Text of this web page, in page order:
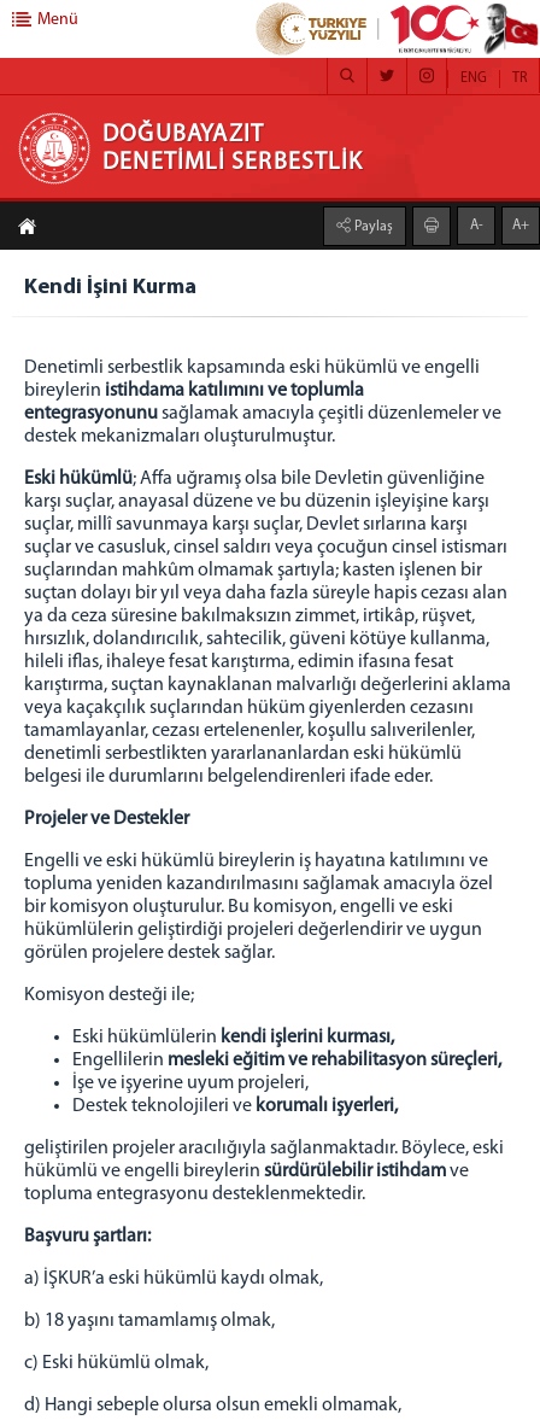
DOĞUBAYAZIT DENETİMLİ SERBESTLİK
DENETİMLİ SERBESTLİK
Misyon
FAALİYETLERİMİZ
Kamu Yararına Çalışma
Koruma Kurulları
Kendi İşini Kurma
Sosyal Market
İyileştirme Hizmetleri
Bağımlılıkla Mücadele
Çocuk Hizmetleri
Manevi Rehberlik
Elektronik İzleme
PROJELER
GÖNÜLLÜ OL
İLETİŞİM
Menü
DOĞUBAYAZIT
DENETİMLİ SERBESTLİK
TR
ENG
Paylaş A- A+
Kendi İşini Kurma
Denetimli serbestlik kapsamında eski hükümlü ve engelli
bireylerin istihdama katılımını ve toplumla
entegrasyonunusağlamak amacıyla çeşitli düzenlemeler ve
destek mekanizmaları oluşturulmuştur.
Eski hükümlü; Affa uğramış olsa bile Devletin güvenliğine
karşı suçlar, anayasal düzene ve bu düzenin işleyişine karşı
suçlar, millî savunmaya karşı suçlar, Devlet sırlarına karşı
suçlar ve casusluk, cinsel saldırı veya çocuğun cinsel istismarı
suçlarından mahkûm olmamak şartıyla; kasten işlenen bir
suçtan dolayı bir yıl veya daha fazla süreyle hapis cezası alan
ya da ceza süresine bakılmaksızın zimmet, irtikâp, rüşvet,
hırsızlık, dolandırıcılık, sahtecilik, güveni kötüye kullanma,
hileli iflas, ihaleye fesat karıştırma, edimin ifasına fesat
karıştırma, suçtan kaynaklanan malvarlığı değerlerini aklama
veya kaçakçılık suçlarından hüküm giyenlerden cezasını
tamamlayanlar, cezası ertelenenler, koşullu salıverilenler,
denetimli serbestlikten yararlananlardan eski hükümlü
belgesi ile durumlarını belgelendirenleri ifade eder.
Projeler ve Destekler
Engelli ve eski hükümlü bireylerin iş hayatına katılımını ve
topluma yeniden kazandırılmasını sağlamak amacıyla özel
bir komisyon oluşturulur. Bu komisyon, engelli ve eski
hükümlülerin geliştirdiği projeleri değerlendirir ve uygun
görülen projelere destek sağlar.
Komisyon desteği ile;
Eski hükümlülerin kendi işlerini kurması,
Engellilerin mesleki eğitim ve rehabilitasyon süreçleri,
İşe ve işyerine uyum projeleri,
Destek teknolojileri ve korumalı işyerleri,
geliştirilen projeler aracılığıyla sağlanmaktadır. Böylece, eski
hükümlü ve engelli bireylerin sürdürülebilir istihdamve
topluma entegrasyonu desteklenmektedir.
Başvuru şartları:
a) İŞKUR’a eski hükümlü kaydı olmak,
b) 18 yaşını tamamlamış olmak,
c) Eski hükümlü olmak,
d) Hangi sebeple olursa olsun emekli olmamak,